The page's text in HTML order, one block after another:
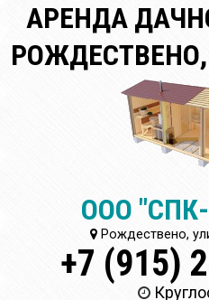
АРЕНДА
ООО
Рождествено,
+7 (915)